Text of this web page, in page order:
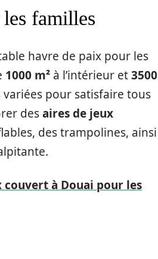
familles
havre de paix pour les
1000 m² à l’intérieur et3500
variées pour satisfaire tous
desaires de jeux
des trampolines, ainsi
à Douai pour les